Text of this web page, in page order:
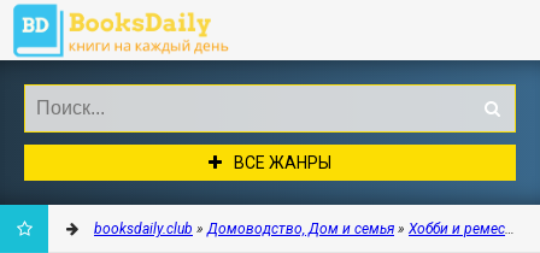
ВСЕ ЖАНРЫ
booksdaily.club »Домоводство, Дом и семья » Хобби и ремесла